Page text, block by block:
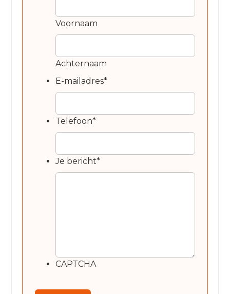
Voornaam
Achternaam
E-mailadres*
Telefoon*
Je bericht*
CAPTCHA